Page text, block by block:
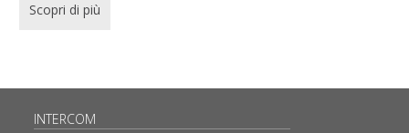
Scopri di più
INTERCOM